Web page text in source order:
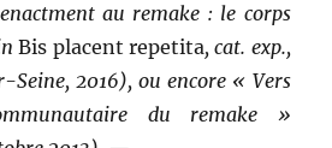
au remake : le corps
Bis placent repetita, cat. exp.,
2016), ou encore « Vers
du remake »